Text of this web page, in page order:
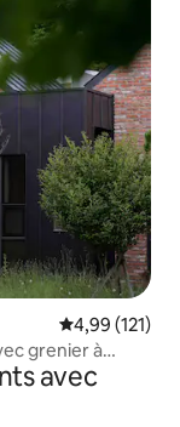
Évaluation
4,99 (121)
grenier à
étages/25
du complexe
avec